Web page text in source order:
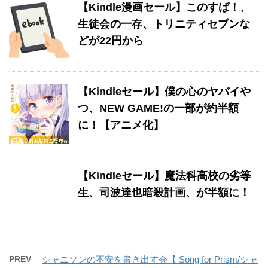
【Kindle漫画セール】このすば！、
生徒会の一存、トリニティセブンな
どが22円から
【Kindleセール】僕の心のヤバイや
つ、NEW GAME!の一部が約半額
に！【アニメ化】
【Kindleセール】魔法科高校の劣等
生、司波達也暗殺計画、が半額に！
PREV
シャニソンの不安を書き出す会【 Song for Prism/シャ